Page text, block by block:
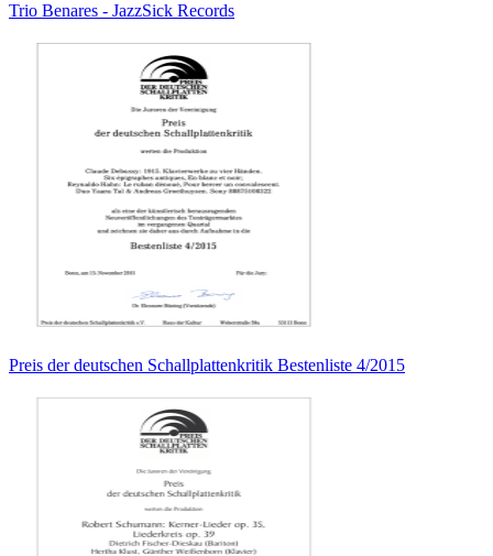
Trio Benares - JazzSick Records
Preis der deutschen Schallplattenkritik Bestenliste 4/2015